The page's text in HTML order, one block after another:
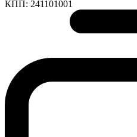
КПП: 241101001